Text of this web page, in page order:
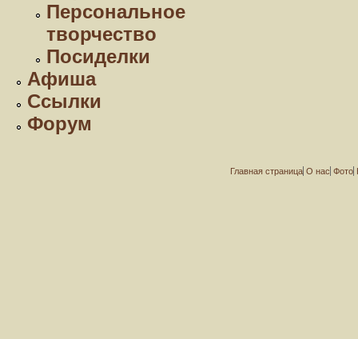
Персональное
творчество
Посиделки
Афиша
Ссылки
Форум
Главная страница О нас Фото